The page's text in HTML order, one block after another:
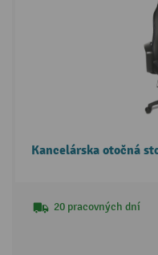
Kancelárska otočná
20 pracovných dní